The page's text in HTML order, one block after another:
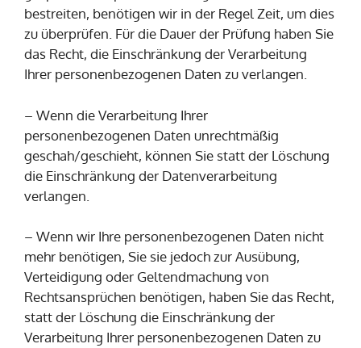
bestreiten, benötigen wir in der Regel Zeit, um dies
zu überprüfen. Für die Dauer der Prüfung haben Sie
das Recht, die Einschränkung der Verarbeitung
Ihrer personenbezogenen Daten zu verlangen.
– Wenn die Verarbeitung Ihrer
personenbezogenen Daten unrechtmäßig
geschah/geschieht, können Sie statt der Löschung
die Einschränkung der Datenverarbeitung
verlangen.
– Wenn wir Ihre personenbezogenen Daten nicht
mehr benötigen, Sie sie jedoch zur Ausübung,
Verteidigung oder Geltendmachung von
Rechtsansprüchen benötigen, haben Sie das Recht,
statt der Löschung die Einschränkung der
Verarbeitung Ihrer personenbezogenen Daten zu